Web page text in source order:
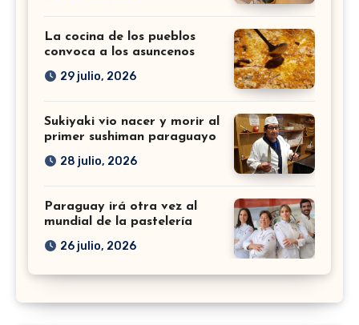
La cocina de los pueblos
convoca a los asuncenos
29 julio, 2026
Sukiyaki vio nacer y morir al
primer sushiman paraguayo
28 julio, 2026
Paraguay irá otra vez al
mundial de la pastelería
26 julio, 2026